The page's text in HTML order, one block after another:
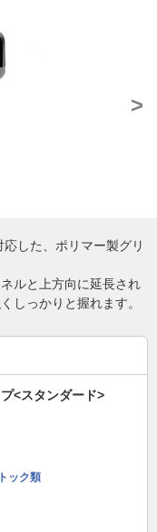
>
した、ポリマー製グリ
ルと上方向に延長され
しっかりと握れます。
<スタンダード>
ック類